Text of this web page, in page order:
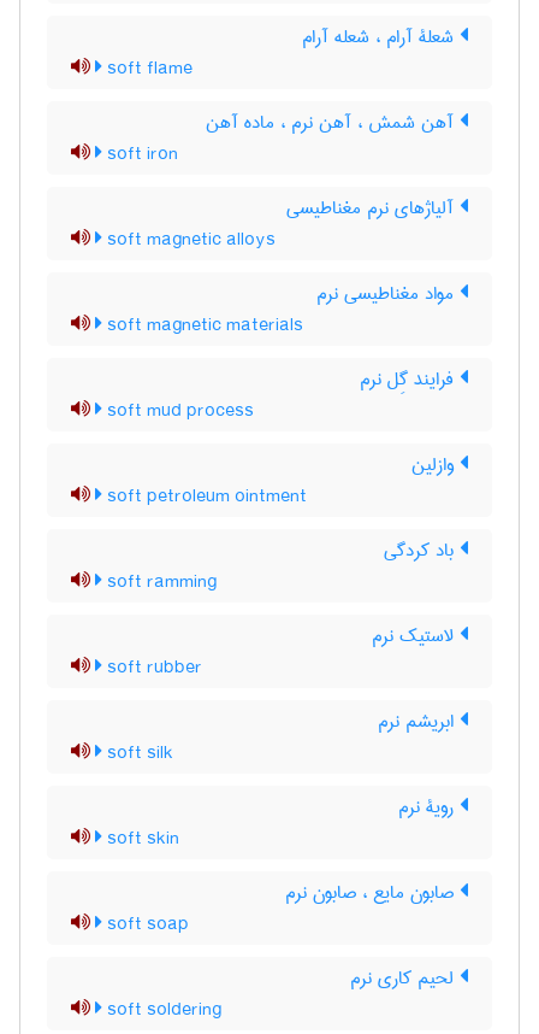
شعلۀ آرام ، شعله آرام
soft flame
آهن شمش ، آهن نرم ، ماده آهن
soft iron
آلیاژهای نرم مغناطیسی
soft magnetic alloys
مواد مغناطیسی نرم
soft magnetic materials
فرایند گِل نرم
soft mud process
وازلین
soft petroleum ointment
باد کردگی
soft ramming
لاستیک نرم
soft rubber
ابریشم نرم
soft silk
رویۀ نرم
soft skin
صابون مایع ، صابون نرم
soft soap
لحیم کاری نرم
soft soldering